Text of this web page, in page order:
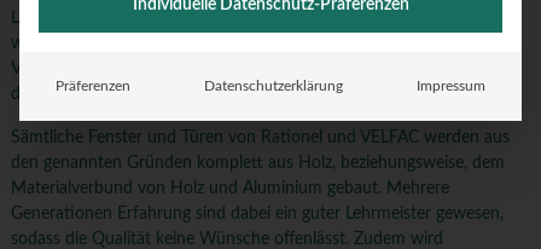
Ländern ist es daher nur zu verständlich, dass dort über die Jahre ein
wahrer Wettbewerb um die nützlichste und gewinnbringendste
Verarbeitung dieses Materials entstanden ist. Was spricht also
dagegen, sich dieses Wissen zunutze zu machen?
Sämtliche Fenster und Türen von Rationel und VELFAC werden aus
den genannten Gründen komplett aus Holz, beziehungsweise, dem
Materialverbund von Holz und Aluminium gebaut. Mehrere
Generationen Erfahrung sind dabei ein guter Lehrmeister gewesen,
sodass die Qualität keine Wünsche offenlässt. Zudem wird
Individuelle Datenschutz-Präferenzen
Präferenzen Datenschutzerklärung Impressum